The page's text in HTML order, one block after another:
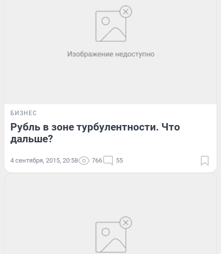
БИЗНЕС
Рубль в зоне турбулентности. Что
дальше?
4 сентября, 2015, 20:58 766 55